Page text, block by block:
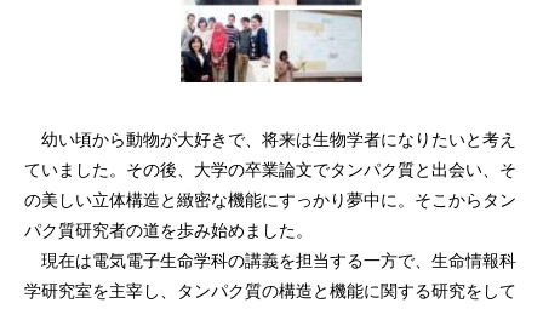
幼い頃から動物が大好きで、将来は生物学者になりたいと考え
ていました。その後、大学の卒業論文でタンパク質と出会い、そ
の美しい立体構造と緻密な機能にすっかり夢中に。そこからタン
パク質研究者の道を歩み始めました。
現在は電気電子生命学科の講義を担当する一方で、生命情報科
学研究室を主宰し、タンパク質の構造と機能に関する研究をして